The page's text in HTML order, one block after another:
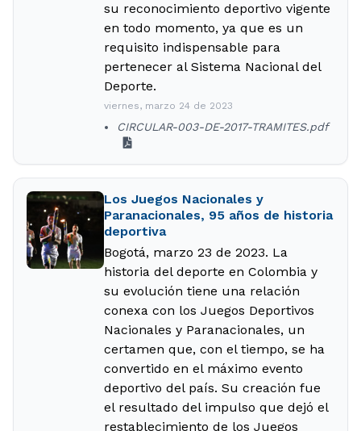
su reconocimiento deportivo vigente
en todo momento, ya que es un
requisito indispensable para
pertenecer al Sistema Nacional del
Deporte.
viernes, marzo 24 de 2023
CIRCULAR-003-DE-2017-TRAMITES.pdf
Los Juegos Nacionales y
Paranacionales, 95 años de historia
deportiva
Bogotá, marzo 23 de 2023. La
historia del deporte en Colombia y
su evolución tiene una relación
conexa con los Juegos Deportivos
Nacionales y Paranacionales, un
certamen que, con el tiempo, se ha
convertido en el máximo evento
deportivo del país. Su creación fue
el resultado del impulso que dejó el
restablecimiento de los Juegos